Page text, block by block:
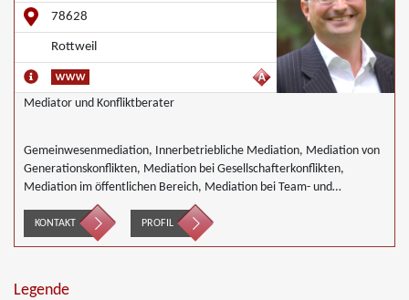
78628
Rottweil
Mediator und Konfliktberater
Gemeinwesenmediation, Innerbetriebliche Mediation, Mediation von
Generationskonflikten, Mediation bei Gesellschafterkonflikten,
Mediation im öffentlichen Bereich, Mediation bei Team- und
Gruppenkonflikten, Mediation von Unternehmensnachfolgen,
Umweltmediation, Wirtschaftsmediation
KONTAKT PROFIL
Legende